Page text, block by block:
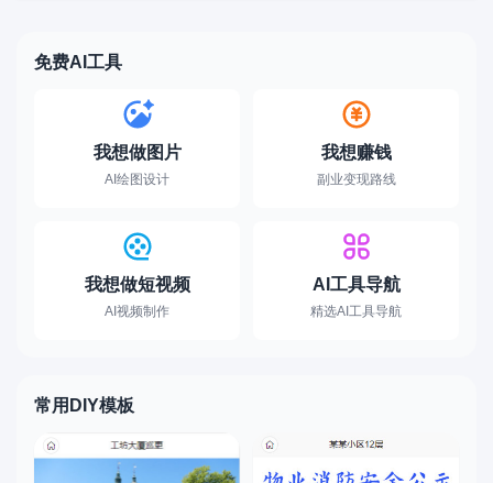
免费AI工具
我想做图片
AI绘图设计
我想赚钱
副业变现路线
我想做短视频
AI视频制作
AI工具导航
精选AI工具导航
常用DIY模板